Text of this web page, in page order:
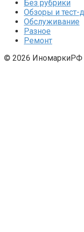
Без рубрики
Обзоры и тест-
Обслуживание
Разное
Ремонт
© 2026 ИномаркиРФ